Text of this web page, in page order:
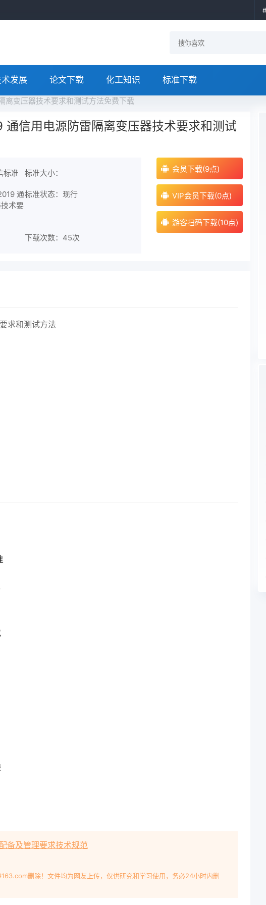
发展 论文下载 化工知识 标准下载
变压器技术要求和测试方法免费下载
信用电源防雷隔离变压器技术要求和测试
标准 标准大小：
通
术要
标准状态：现行
下载次数： 45次
会员下载(9点)
VIP会员下载(0点)
游客扫码下载(10点)
求和测试方法
备及管理要求技术规范
删除！文件均为网友上传，仅供研究和学习使用，务必24小时内删